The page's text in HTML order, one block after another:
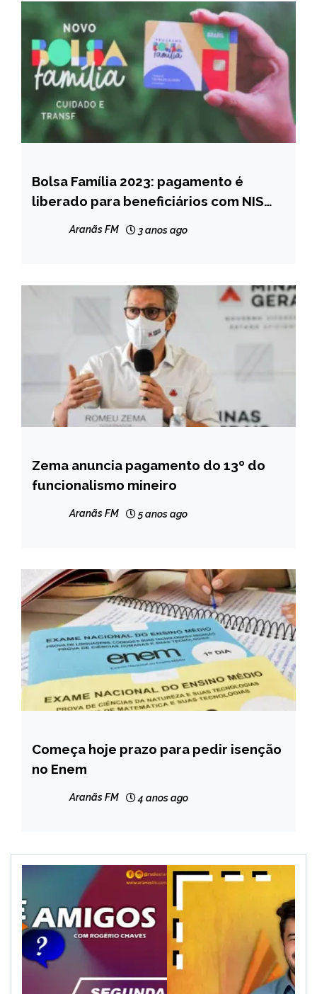
BRASIL
NOTÍCIAS
Bolsa Família 2023: pagamento é
liberado para beneficiários com NIS
Aranãs FM 3 anos ago
MINAS
GERAIS
NOTÍCIAS
Zema anuncia pagamento do 13º do
funcionalismo mineiro
Aranãs FM 5 anos ago
BRASIL
NOTÍCIAS
Começa hoje prazo para pedir isenção
no Enem
Aranãs FM 4 anos ago